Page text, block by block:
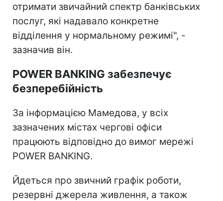
отримати звичайний спектр банківських
послуг, які надавало конкретне
відділення у нормальному режимі", -
зазначив він.
POWER BANKING забезпечує
безперебійність
За інформацією Мамедова, у всіх
зазначених містах чергові офіси
працюють відповідно до вимог мережі
POWER BANKING.
Йдеться про звичний графік роботи,
резервні джерела живлення, а також